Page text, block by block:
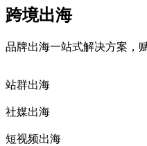
跨境出海
品牌出海一站式解决方案，
站群出海
社媒出海
短视频出海